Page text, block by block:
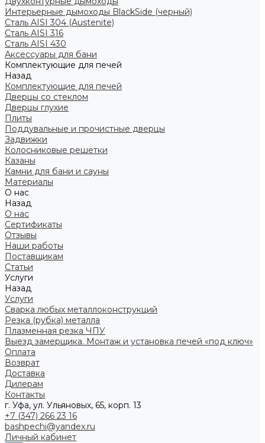
Интерьерные дымоходы BlackSide (черный)
Сталь AISI 304 (Austenite)
Сталь AISI 316
Сталь AISI 430
Аксессуары для бани
Комплектующие для печей
Назад
Комплектующие для печей
Дверцы со стеклом
Дверцы глухие
Плиты
Поддувальные и прочистные дверцы
Задвижки
Колосниковые решетки
Казаны
Камни для бани и сауны
Материалы
О нас
Назад
О нас
Сертификаты
Отзывы
Наши работы
Поставщикам
Статьи
Услуги
Назад
Услуги
Сварка любых металлоконструкций
Резка (рубка) металла
Плазменная резка ЧПУ
Выезд замерщика. Монтаж и установка печей «под ключ»
Оплата
Возврат
Доставка
Дилерам
Контакты
г. Уфа, ул. Ульяновых, 65, корп. 13
+7 (347) 266 23 16
bashpechi@yandex.ru
Личный кабинет